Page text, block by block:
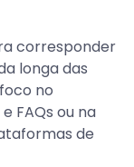
corresponder
longa das
no
FAQs ou na
de